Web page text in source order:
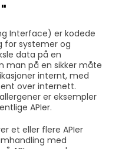
Interface) er kodede
for systemer og
data på en
man på en sikker måte
internt, med
over internett.
er eksempler
APIer.
et eller flere APIer
med